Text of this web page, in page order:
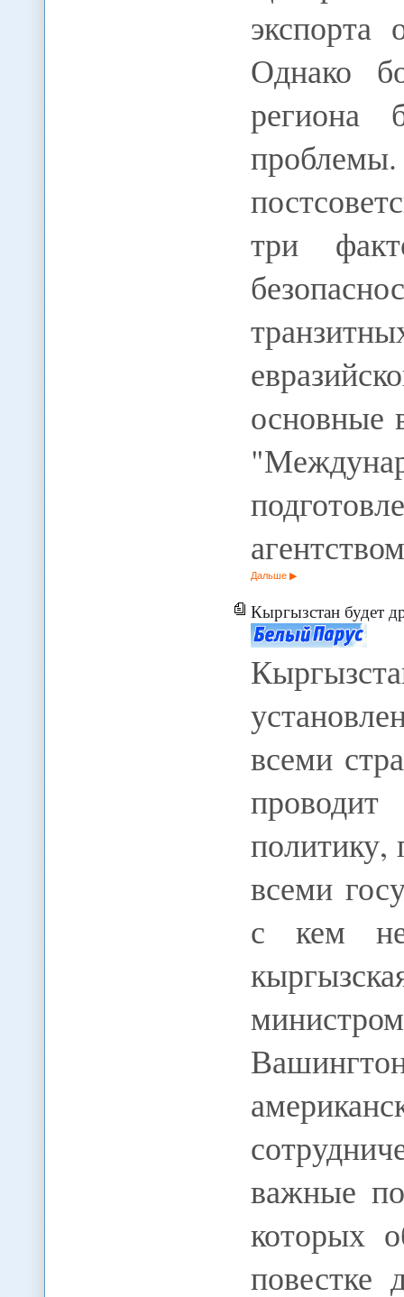
экспорта
Однако
региона
три
основные
Дальше
Кыргызстан будет дружить
всеми
всеми
с кем
важные
которых
повестке